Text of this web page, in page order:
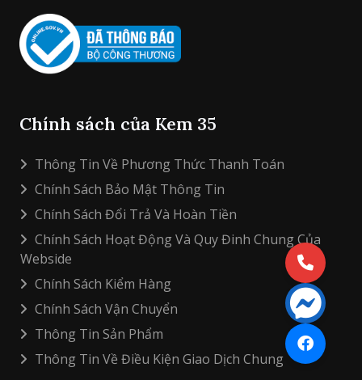
Chính sách của Kem 35
Thông Tin Về Phương Thức Thanh Toán
Chính Sách Bảo Mật Thông Tin
Chính Sách Đổi Trả Và Hoàn Tiền
Chính Sách Hoạt Động Và Quy Đinh Chung Của
Webside
Chính Sách Kiểm Hàng
Chính Sách Vận Chuyển
Thông Tin Sản Phẩm
Thông Tin Về Điều Kiện Giao Dịch Chung